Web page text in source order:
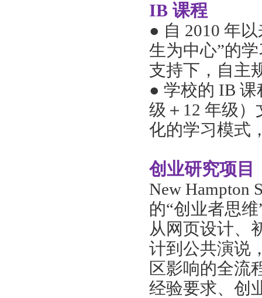
IB 课程
● 自 2010 年
生为中心”的
支持下，自主
● 学校的 IB 课
级＋12 年级
化的学习模式
创业研究项目
New Hampton
的“创业者思
从网页设计、
计到公共演说
区影响的全流
经验要求、创